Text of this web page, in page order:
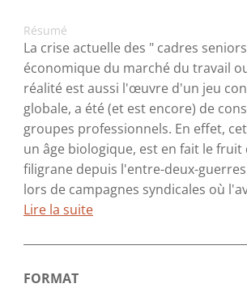
Résumé
La crise actuelle des " cadres
économique du marché du travail
réalité est aussi l'œuvre d'un jeu
globale, a été (et est encore) de
groupes professionnels. En effet,
un âge biologique, est en fait le
filigrane depuis l'entre-deux-
lors de campagnes syndicales où
Lire la suite
FORMAT